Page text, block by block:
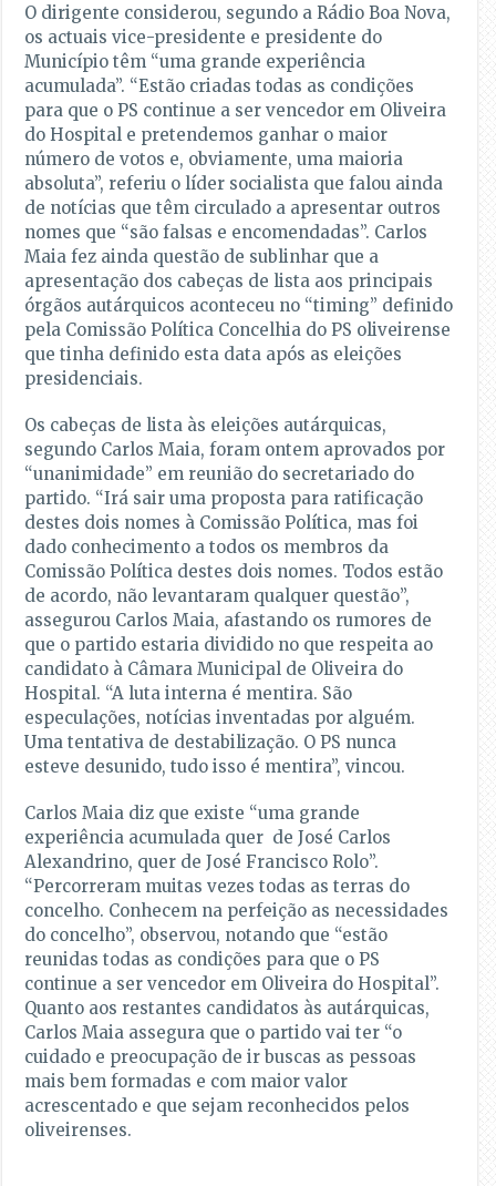
O dirigente considerou, segundo a Rádio Boa Nova,
os actuais vice-presidente e presidente do
Município têm “uma grande experiência
acumulada”. “Estão criadas todas as condições
para que o PS continue a ser vencedor em Oliveira
do Hospital e pretendemos ganhar o maior
número de votos e, obviamente, uma maioria
absoluta”, referiu o líder socialista que falou ainda
de notícias que têm circulado a apresentar outros
nomes que “são falsas e encomendadas”. Carlos
Maia fez ainda questão de sublinhar que a
apresentação dos cabeças de lista aos principais
órgãos autárquicos aconteceu no “timing” definido
pela Comissão Política Concelhia do PS oliveirense
que tinha definido esta data após as eleições
presidenciais.
Os cabeças de lista às eleições autárquicas,
segundo Carlos Maia, foram ontem aprovados por
“unanimidade” em reunião do secretariado do
partido. “Irá sair uma proposta para ratificação
destes dois nomes à Comissão Política, mas foi
dado conhecimento a todos os membros da
Comissão Política destes dois nomes. Todos estão
de acordo, não levantaram qualquer questão”,
assegurou Carlos Maia, afastando os rumores de
que o partido estaria dividido no que respeita ao
candidato à Câmara Municipal de Oliveira do
Hospital. “A luta interna é mentira. São
especulações, notícias inventadas por alguém.
Uma tentativa de destabilização. O PS nunca
esteve desunido, tudo isso é mentira”, vincou.
Carlos Maia diz que existe “uma grande
experiência acumulada quer de José Carlos
Alexandrino, quer de José Francisco Rolo”.
“Percorreram muitas vezes todas as terras do
concelho. Conhecem na perfeição as necessidades
do concelho”, observou, notando que “estão
reunidas todas as condições para que o PS
continue a ser vencedor em Oliveira do Hospital”.
Quanto aos restantes candidatos às autárquicas,
Carlos Maia assegura que o partido vai ter “o
cuidado e preocupação de ir buscas as pessoas
mais bem formadas e com maior valor
acrescentado e que sejam reconhecidos pelos
oliveirenses.